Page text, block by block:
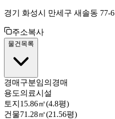
경기 화성시 만세구 새솔동 77-6
주소복사
물건목록
경매구분임의경매
용도의료시설
토지 15.86㎡(4.8평)
건물71.28㎡(21.56평)